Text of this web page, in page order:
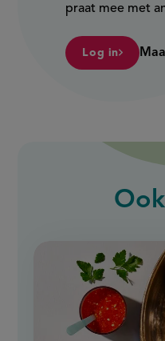
praat mee met
Log in
Ook